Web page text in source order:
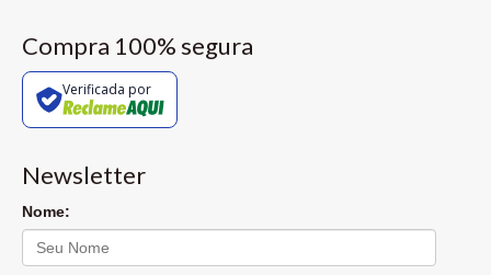
Compra 100% segura
Verificada por
Newsletter
Nome: